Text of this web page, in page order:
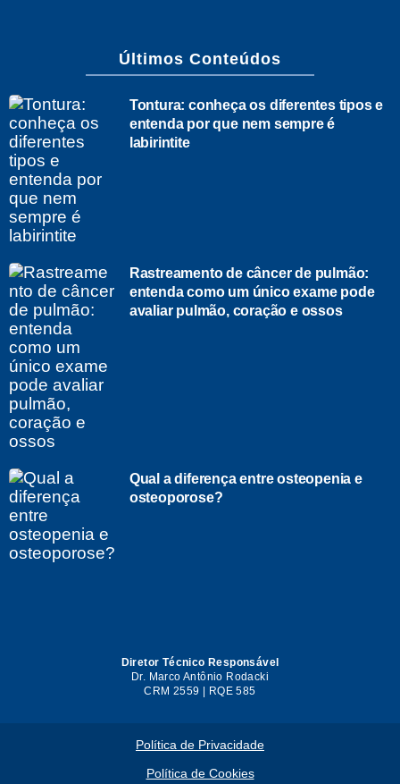
Últimos Conteúdos
Tontura: conheça os diferentes tipos e
entenda por que nem sempre é
labirintite
Rastreamento de câncer de pulmão:
entenda como um único exame pode
avaliar pulmão, coração e ossos
Qual a diferença entre osteopenia e
osteoporose?
Diretor Técnico Responsável
Dr. Marco Antônio Rodacki
CRM 2559 | RQE 585
Política de Privacidade
Política de Cookies